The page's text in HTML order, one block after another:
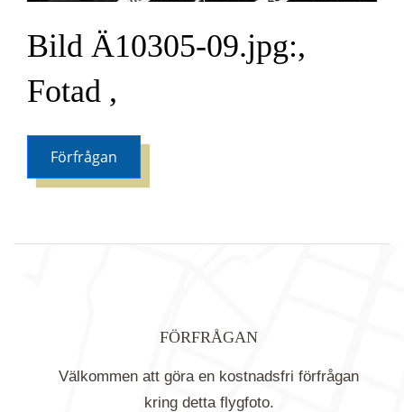
Bild Ä10305-09.jpg:,
Fotad ,
Förfrågan
FÖRFRÅGAN
Välkommen att göra en kostnadsfri förfrågan
kring detta flygfoto.